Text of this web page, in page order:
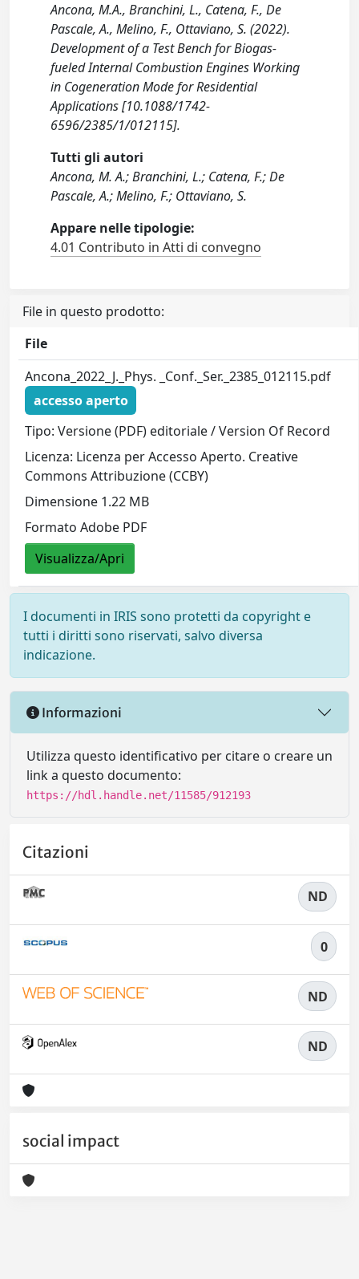
Ancona, M.A., Branchini, L., Catena, F., De
Pascale, A., Melino, F., Ottaviano, S. (2022).
Development of a Test Bench for Biogas-
fueled Internal Combustion Engines Working
in Cogeneration Mode for Residential
Applications [10.1088/1742-
6596/2385/1/012115].
Tutti gli autori
Ancona, M. A.; Branchini, L.; Catena, F.; De
Pascale, A.; Melino, F.; Ottaviano, S.
Appare nelle tipologie:
4.01 Contributo in Atti di convegno
File in questo prodotto:
File
Ancona_2022_J._Phys. _Conf._Ser._2385_012115.pdf
accesso aperto
Tipo: Versione (PDF) editoriale / Version Of Record
Licenza: Licenza per Accesso Aperto. Creative
Commons Attribuzione (CCBY)
Dimensione 1.22 MB
Formato Adobe PDF
Visualizza/Apri
I documenti in IRIS sono protetti da copyright e
tutti i diritti sono riservati, salvo diversa
indicazione.
Informazioni
Utilizza questo identificativo per citare o creare un
link a questo documento:
https://hdl.handle.net/11585/912193
Citazioni
ND
0
ND
ND
social impact